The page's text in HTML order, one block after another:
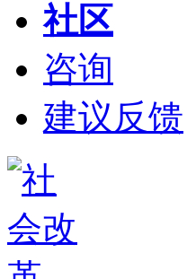
社区
咨询
建议反馈